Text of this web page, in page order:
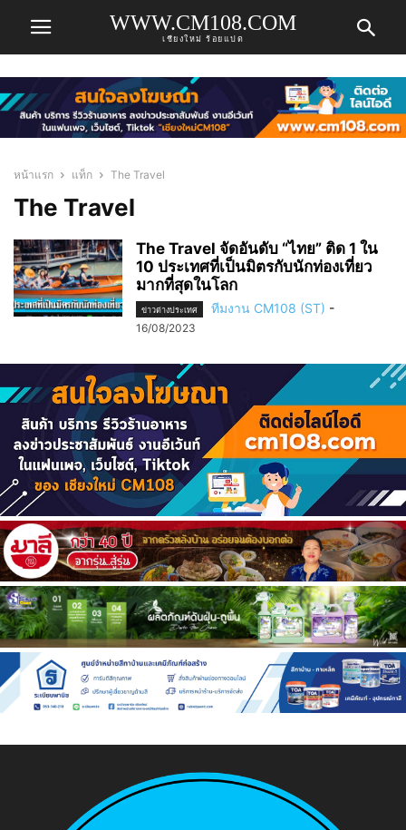
WWW.CM108.COM
เชียงใหม่ ร้อยแปด
หน้าแรก แท็ก The Travel
The Travel
The Travel จัดอันดับ “ไทย” ติด 1 ใน
10 ประเทศที่เป็นมิตรกับนักท่องเที่ยว
มากที่สุดในโลก
ข่าวต่างประเทศ ทีมงาน CM108 (ST) -
16/08/2023